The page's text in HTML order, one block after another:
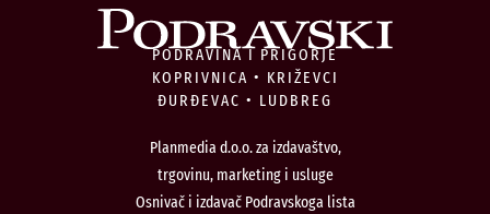
PODRAVINA I PRIGORJE
KOPRIVNICA • KRIŽEVCI
ĐURĐEVAC • LUDBREG
Planmedia d.o.o. za izdavaštvo,
trgovinu, marketing i usluge
Osnivač i izdavač Podravskoga lista